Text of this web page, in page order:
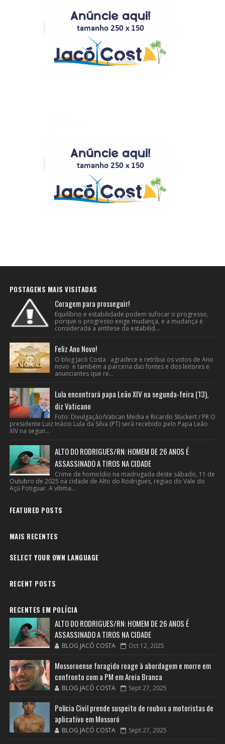
POSTAGENS MAIS VISITADAS
Coragem para prosseguir!
Equilíbrio e estabilidade podem sufocar o progresso,
porque o progresso exige mudança, e a mudança é
considerada a antítese da estabilid...
Feliz Ano Novo!
O blog Jacó Costa agradece e retribui os votos de Ano
novo e também a parceria das fontes e dos leitores e
anunciantes que re...
Lula encontrará papa Leão XIV na segunda-feira (13),
diz Vaticano
Foto: Divulgação/Vatican Media e Ricardo Stuckert / PR O
presidente Luiz Inácio Lula da Silva (PT) será recebido pelo Papa Leão
XIV na segun...
ALTO DO RODRIGUES/RN: HOMEM DE 26 ANOS É
ASSASSINADO A TIROS NA CIDADE
Crime de homicídio na madrugada deste sábado, 11 de
Outubro de 2025 na cidade de Alto do Rodrigues, regiao do Vale do
Açú Potiguar. A vítima...
FEATURED POSTS
MAIS RECENTES
SELECT YOUR OWN LANGUAGE
RECENT POSTS
RECENTES EM POLÍCIA
ALTO DO RODRIGUES/RN: HOMEM DE 26 ANOS É
ASSASSINADO A TIROS NA CIDADE
BLOG JACÓ COSTA Oct 12, 2025
Mossoroense foragido reage à abordagem e morre em
confronto com a PM em Areia Branca
BLOG JACÓ COSTA Sept 27, 2025
Polícia Civil prende suspeito de roubos a motoristas de
aplicativo em Mossoró
BLOG JACÓ COSTA Sept 27, 2025